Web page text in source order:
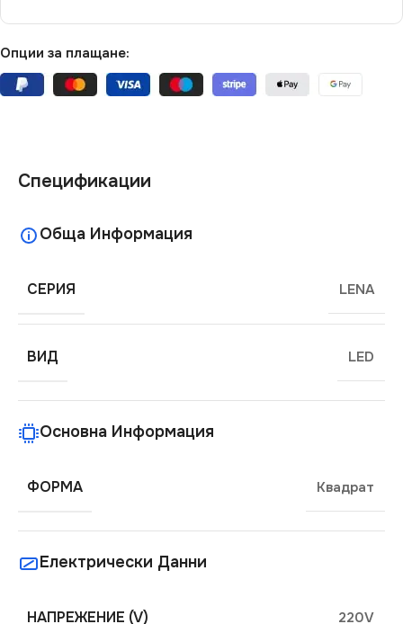
Опции за плащане:
Спецификации
Обща Информация
СЕРИЯ LENA
ВИД LED
Основна Информация
ФОРМА Квадрат
Електрически Данни
НАПРЕЖЕНИЕ (V) 220V